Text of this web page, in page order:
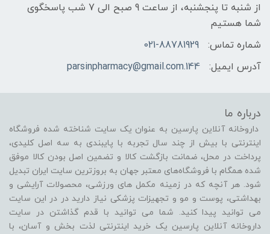
از شنبه تا پنجشنبه، از ساعت 9 صبح الی 7 شب پاسخگوی
شما هستیم
شماره تماس:
021-88781929
آدرس ایمیل:
144.parsinpharmacy@gmail.com
درباره ما
داروخانه آنلاین پارسین به عنوان یک سایت شناخته شده فروشگاه
اینترنتی با بیش از چند سال تجربه با پایبندی به سه اصل کلیدی،
پرداخت در محل، ضمانت بازگشت کالا و تضمین اصل بودن کالا موفق
شده همگام با فروشگاه‌های معتبر جهان به بروزترین سایت ایران تبدیل
شود. هر آنچه که در زمینه مکمل های ورزشی، محصولات آرایشی و
بهداشتی، پوست و مو و تجهیزات پزشکی نیاز دارید در در این سایت
می توانید پیدا کنید. شما می توانید با قدم گذاشتن در سایت
داروخانه آنلاین پارسین یک خرید اینترنتی لذت بخش و آسان، با